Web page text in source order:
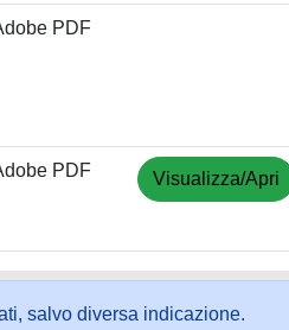
PDF
PDF Visualizza/Apri
salvo diversa indicazione.